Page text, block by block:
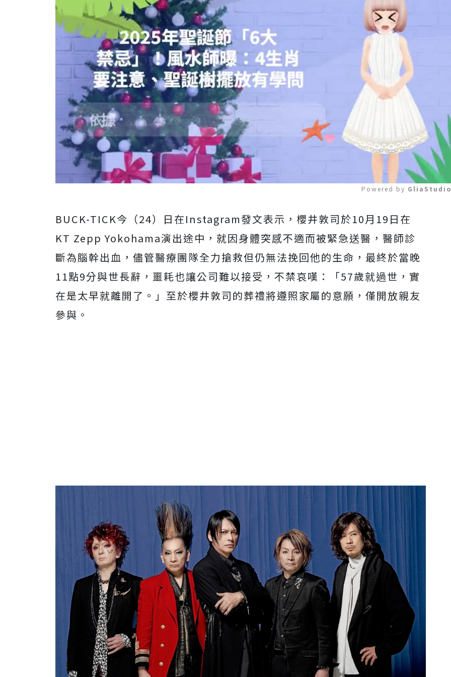
Mute
Powered by
BUCK-TICK今（24）日在Instagram發文表示，櫻井敦司於10月19日在
KT Zepp Yokohama演出途中，就因身體突感不適而被緊急送醫，醫師診
斷為腦幹出血，儘管醫療團隊全力搶救但仍無法挽回他的生命，最終於當晚
11點9分與世長辭，噩耗也讓公司難以接受，不禁哀嘆：「57歲就過世，實
在是太早就離開了。」至於櫻井敦司的葬禮將遵照家屬的意願，僅開放親友
參與。